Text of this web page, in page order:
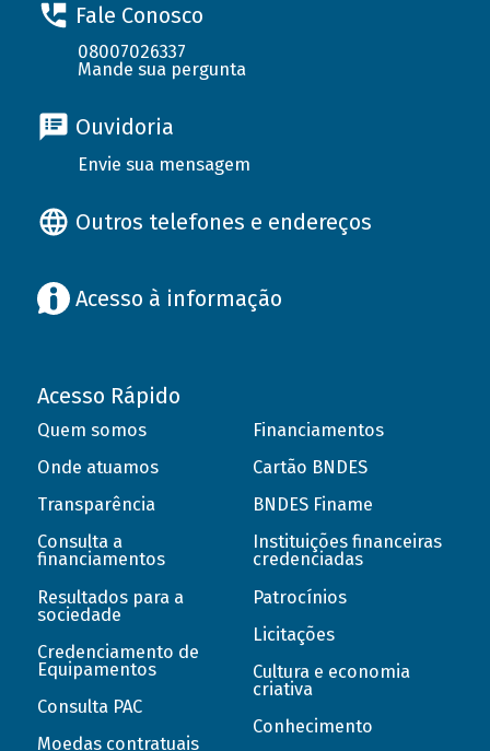
Fale Conosco
08007026337
Mande sua pergunta
Ouvidoria
Envie sua mensagem
Outros telefones e endereços
Acesso à informação
Acesso Rápido
Quem somos
Onde atuamos
Transparência
Consulta a
financiamentos
Resultados para a
sociedade
Credenciamento de
Equipamentos
Consulta PAC
Moedas contratuais
Financiamentos
Cartão BNDES
BNDES Finame
Instituições financeiras
credenciadas
Patrocínios
Licitações
Cultura e economia
criativa
Conhecimento